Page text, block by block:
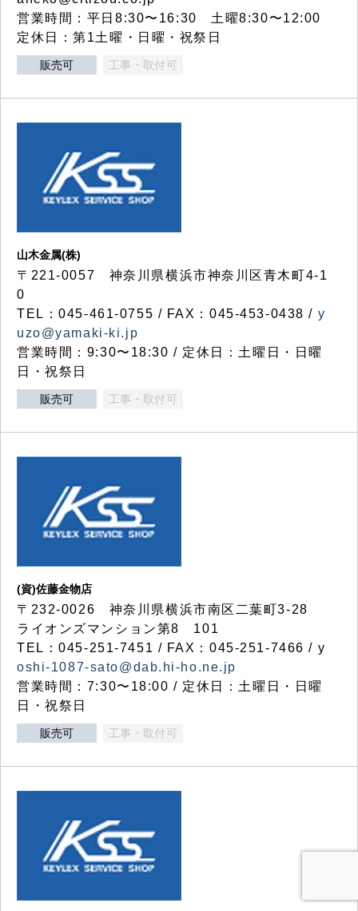
営業時間：平日8:30〜16:30 土曜8:30〜12:00
定休日：第1土曜・日曜・祝祭日
販売可 工事・取付可
山木金属(株)
〒221-0057 神奈川県横浜市神奈川区青木町4-1
0
TEL：045-461-0755 / FAX：045-453-0438 / y
uzo@yamaki-ki.jp
営業時間：9:30〜18:30 / 定休日：土曜日・日曜
日・祝祭日
販売可 工事・取付可
(資)佐藤金物店
〒232-0026 神奈川県横浜市南区二葉町3-28
ライオンズマンション第8 101
TEL：045-251-7451 / FAX：045-251-7466 / y
oshi-1087-sato@dab.hi-ho.ne.jp
営業時間：7:30〜18:00 / 定休日：土曜日・日曜
日・祝祭日
販売可 工事・取付可